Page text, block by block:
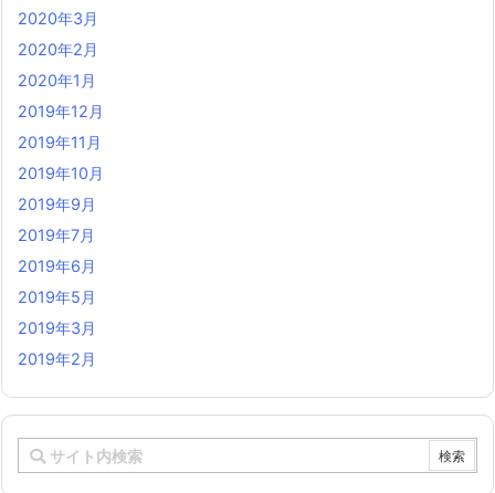
2020年3月
2020年2月
2020年1月
2019年12月
2019年11月
2019年10月
2019年9月
2019年7月
2019年6月
2019年5月
2019年3月
2019年2月